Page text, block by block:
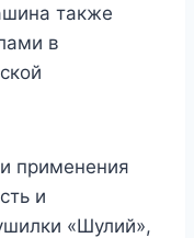
также
в
применения
и
«Шулий»,